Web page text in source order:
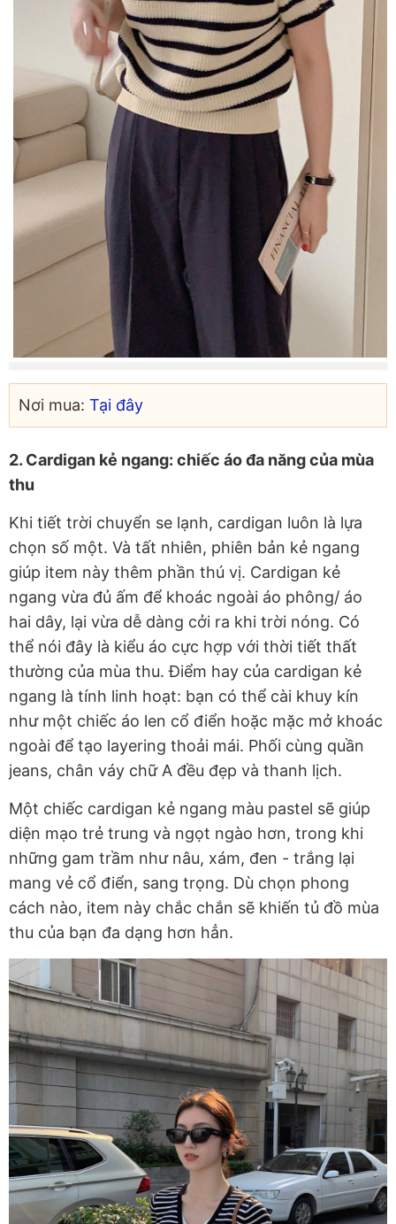
Nơi mua: Tại đây
2. Cardigan kẻ ngang: chiếc áo đa năng của mùa
thu
Khi tiết trời chuyển se lạnh, cardigan luôn là lựa
chọn số một. Và tất nhiên, phiên bản kẻ ngang
giúp item này thêm phần thú vị. Cardigan kẻ
ngang vừa đủ ấm để khoác ngoài áo phông/ áo
hai dây, lại vừa dễ dàng cởi ra khi trời nóng. Có
thể nói đây là kiểu áo cực hợp với thời tiết thất
thường của mùa thu. Điểm hay của cardigan kẻ
ngang là tính linh hoạt: bạn có thể cài khuy kín
như một chiếc áo len cổ điển hoặc mặc mở khoác
ngoài để tạo layering thoải mái. Phối cùng quần
jeans, chân váy chữ A đều đẹp và thanh lịch.
Một chiếc cardigan kẻ ngang màu pastel sẽ giúp
diện mạo trẻ trung và ngọt ngào hơn, trong khi
những gam trầm như nâu, xám, đen - trắng lại
mang vẻ cổ điển, sang trọng. Dù chọn phong
cách nào, item này chắc chắn sẽ khiến tủ đồ mùa
thu của bạn đa dạng hơn hẳn.